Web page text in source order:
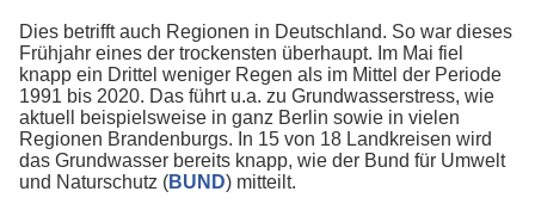
Dies betrifft auch Regionen in Deutschland. So war dieses
Frühjahr eines der trockensten überhaupt. Im Mai fiel
knapp ein Drittel weniger Regen als im Mittel der Periode
1991 bis 2020. Das führt u.a. zu Grundwasserstress, wie
aktuell beispielsweise in ganz Berlin sowie in vielen
Regionen Brandenburgs. In 15 von 18 Landkreisen wird
das Grundwasser bereits knapp, wie der Bund für Umwelt
und Naturschutz (BUND) mitteilt.